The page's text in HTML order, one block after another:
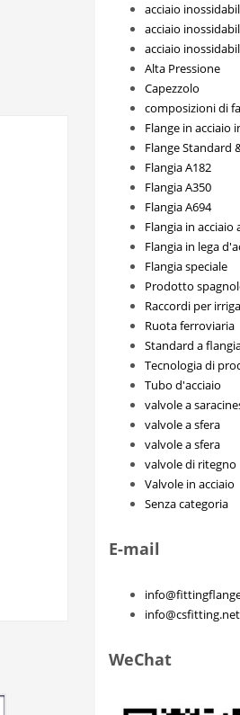
acciaio
acciaio
acciaio
Alta Pressione
Capezzolo
composizioni di
Flange in acciaio
Flange Standard
Flangia A182
Flangia A350
Flangia A694
Flangia in acciaio
Flangia in lega
Flangia speciale
Prodotto
Raccordi per
Ruota ferroviaria
Standard a
Tecnologia di
Tubo d'acciaio
valvole a
valvole a sfera
valvole a sfera
valvole di ritegno
Valvole in acciaio
Senza categoria
E-mail
info@csfitting.net
WeChat